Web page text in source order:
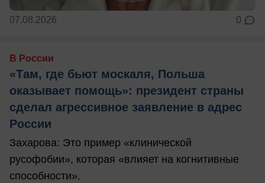
07.08.2026 0
В России
«Там, где бьют москаля, Польша
оказывает помощь»: президент страны
сделал агрессивное заявление в адрес
России
Захарова: Это пример «клинической
русофобии», которая «влияет на когнитивные
способности».